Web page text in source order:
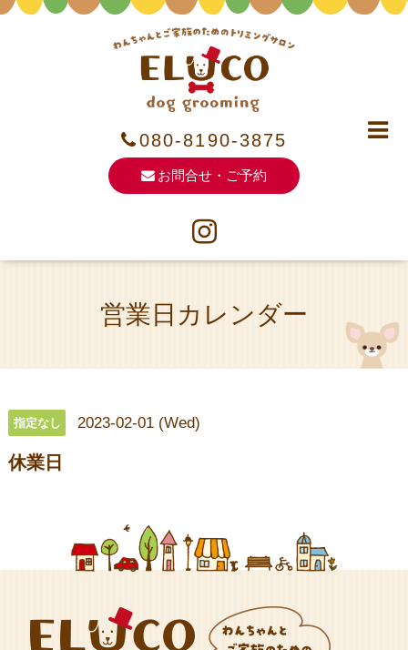
080-8190-3875
お問合せ・ご予約
営業日カレンダー
指定なし 2023-02-01 (Wed)
休業日